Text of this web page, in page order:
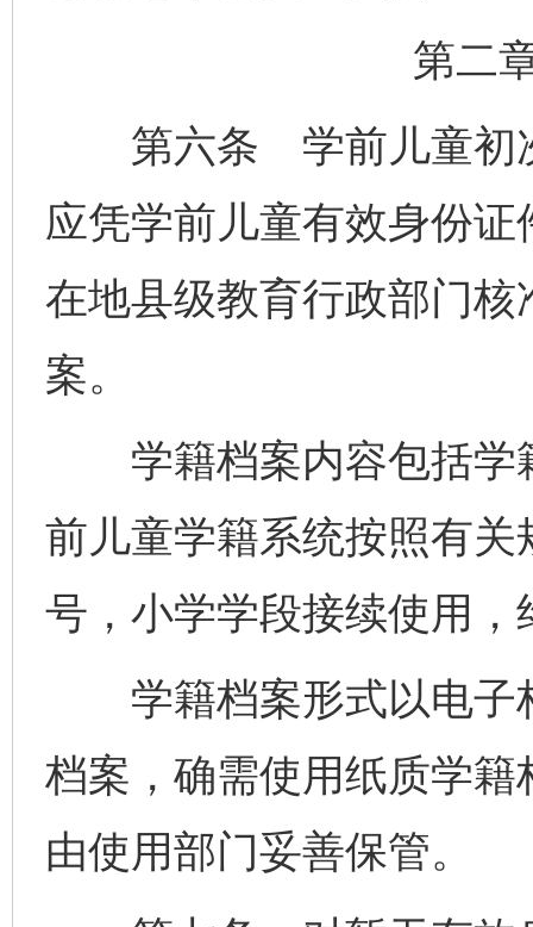
第二
第六条 学前儿童初次
应凭学前儿童有效身份
在地县级教育行政部门
案。
学籍档案内容包括学
前儿童学籍系统按照有
号，小学学段接续使用，
学籍档案形式以电子
档案，确需使用纸质学
由使用部门妥善保管。